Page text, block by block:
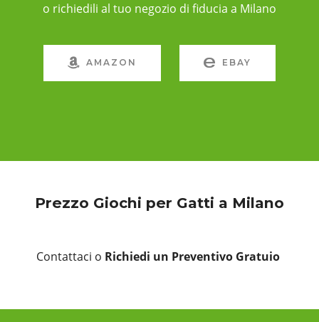
o richiedili al tuo negozio di fiducia a Milano
AMAZON EBAY
Prezzo Giochi per Gatti a Milano
Contattaci o Richiedi un Preventivo Gratuio